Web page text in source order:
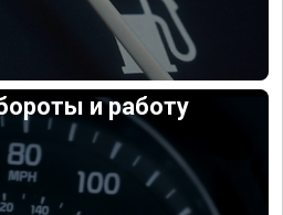
и работу